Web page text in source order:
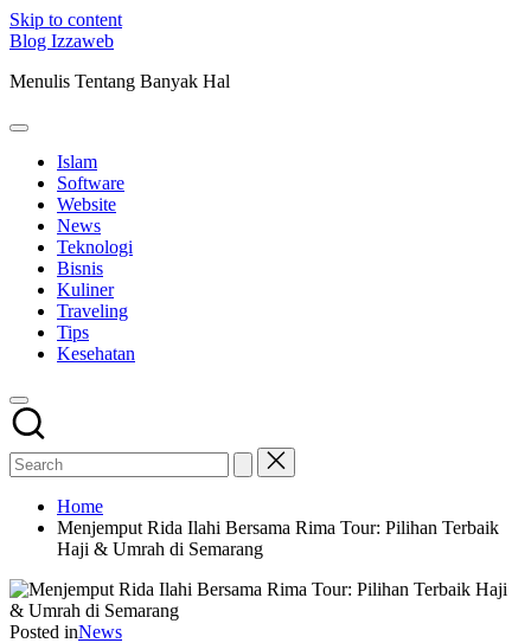
Skip to content
Blog Izzaweb
Menulis Tentang Banyak Hal
Islam
Software
Website
News
Teknologi
Bisnis
Kuliner
Traveling
Tips
Kesehatan
Home
Menjemput Rida Ilahi Bersama Rima Tour: Pilihan Terbaik
Haji & Umrah di Semarang
Posted inNews